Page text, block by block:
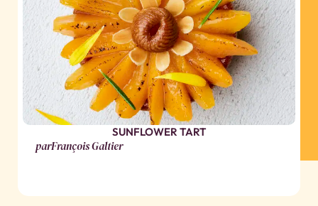
SUNFLOWER TART
parFrançois Galtier